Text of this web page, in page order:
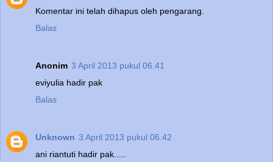
Komentar ini telah dihapus oleh pengarang.
Balas
Anonim 3 April 2013 pukul 06.41
eviyulia hadir pak
Balas
Unknown 3 April 2013 pukul 06.42
ani riantuti hadir pak.....